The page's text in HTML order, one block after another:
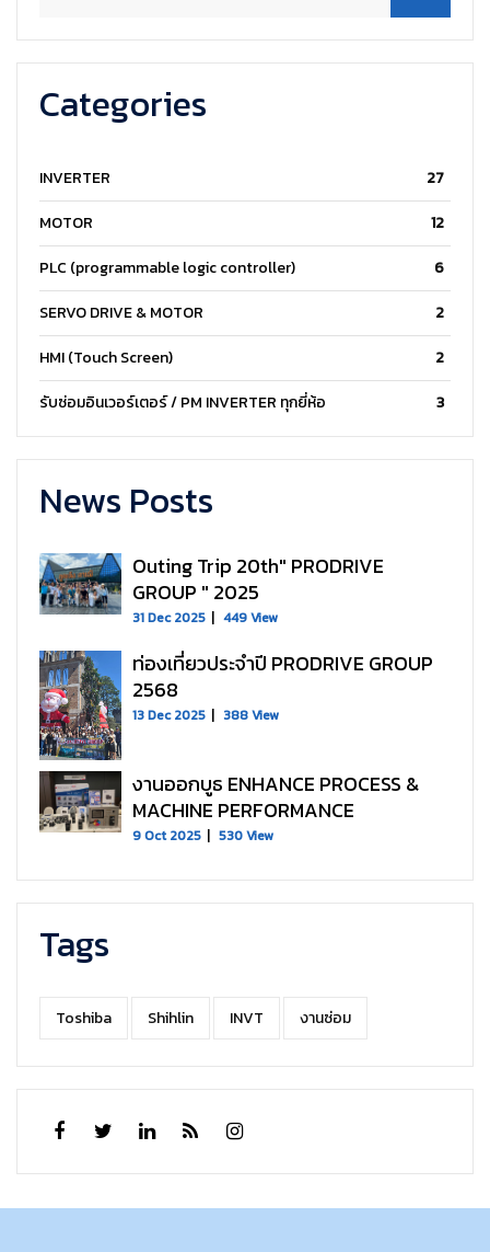
Categories
INVERTER
27
MOTOR
12
PLC (programmable logic controller)
6
SERVO DRIVE & MOTOR
2
HMI (Touch Screen)
2
รับซ่อมอินเวอร์เตอร์ / PM INVERTER ทุกยี่ห้อ
3
News Posts
Outing Trip 20th" PRODRIVE
GROUP " 2025
31 Dec 2025 449 View
ท่องเที่ยวประจำปี PRODRIVE GROUP
2568
13 Dec 2025 388 View
งานออกบูธ ENHANCE PROCESS &
MACHINE PERFORMANCE
9 Oct 2025 530 View
Tags
Toshiba Shihlin INVT งานซ่อม